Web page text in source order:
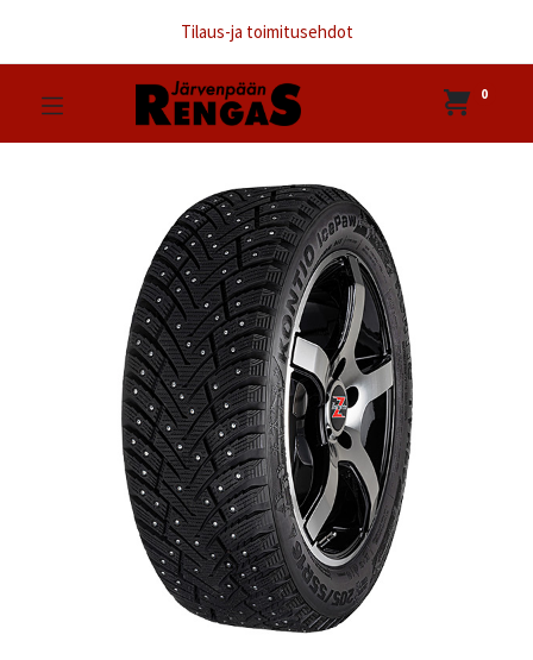
Tilaus-ja toimitusehdot
0